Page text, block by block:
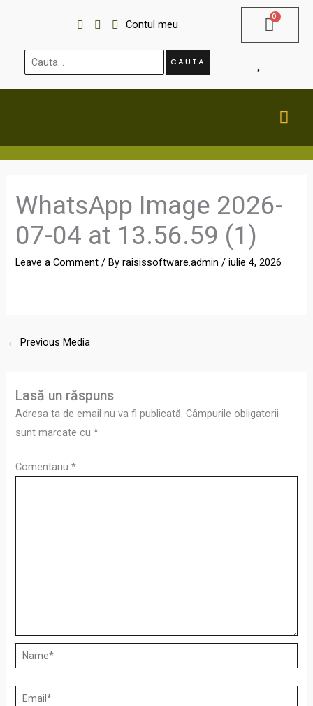
Contul meu
Cauta... CAUTA
WhatsApp Image 2026-
07-04 at 13.56.59 (1)
Leave a Comment / Byraisissoftware.admin/iulie 4, 2026
← Previous Media
Lasă un răspuns
Adresa ta de email nu va fi publicată. Câmpurile obligatorii
sunt marcate cu*
Comentariu*
Name*
Email*